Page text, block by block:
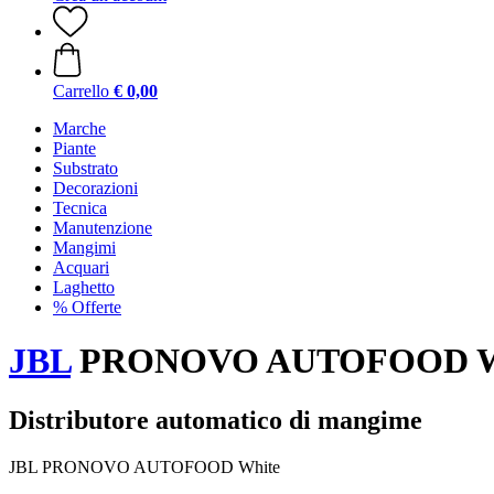
Carrello € 0,00
Marche
Piante
Substrato
Decorazioni
Tecnica
Manutenzione
Mangimi
Acquari
Laghetto
% Offerte
JBLPRONOVO AUTOFOOD
Distributore automatico di mangime
JBL PRONOVO AUTOFOOD White